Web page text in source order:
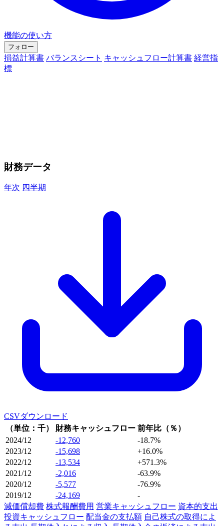
機能の使い方
フォロー
損益計算書 バランスシート キャッシュフロー計算書 経営指
標
財務データ
年次 四半期
CSVダウンロード
（単位：千）
財務キャッシュフロー 前年比（％）
2024/12
-12,760
-18.7%
2023/12
-15,698
+16.0%
2022/12
-13,534
+571.3%
2021/12
-2,016
-63.9%
2020/12
-5,577
-76.9%
2019/12
-24,169
-
減価償却費 株式報酬費用 営業キャッシュフロー 資本的支出
投資キャッシュフロー 配当金の支払額 自己株式の取得によ